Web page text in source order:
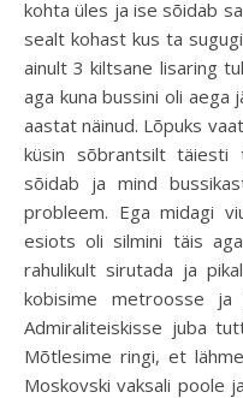
kohta üles ja ise sõidab
sealt kohast kus ta
ainult 3 kiltsane lisaring
aga kuna bussini oli aega
aastat näinud. Lõpuks
küsin sõbrantsilt
sõidab ja mind
probleem. Ega midagi
esiots oli silmini täis
rahulikult sirutada ja
kobisime metroosse
Admiraliteiskisse juba
Mõtlesime ringi, et
Moskovski vaksali poole